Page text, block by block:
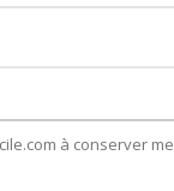
à conserver